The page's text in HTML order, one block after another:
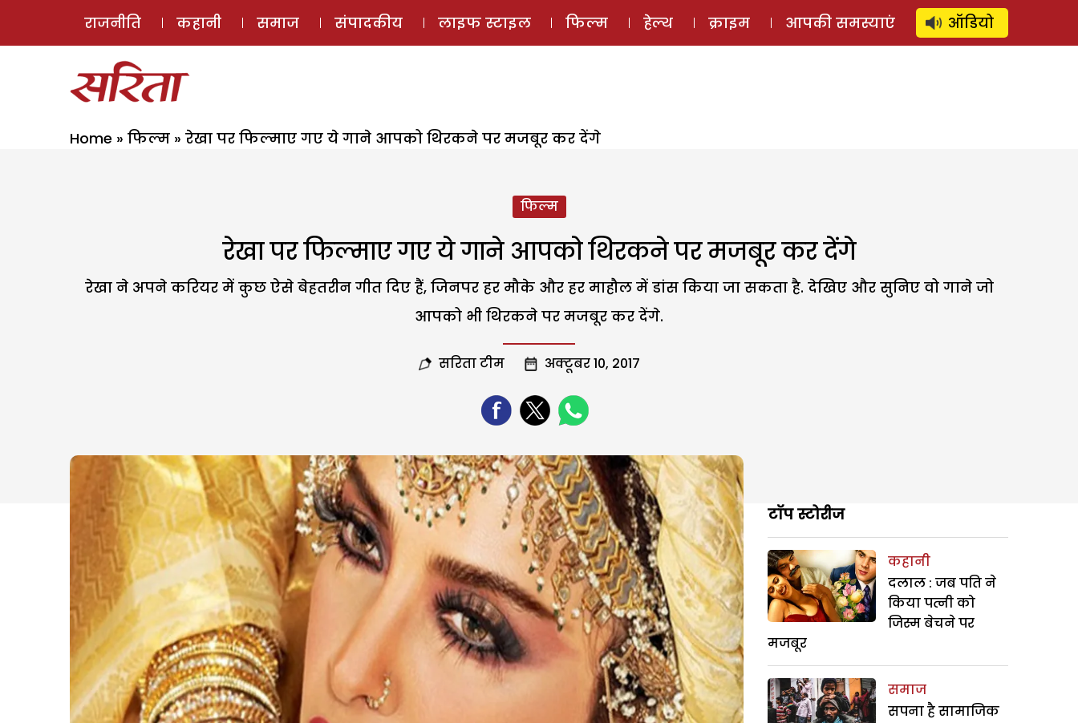
ई-मैगज़ीन ऑडियो स्टोरी लॉग इन ⚲ SUBSCRIBE
राजनीति कहानी समाज संपादकीय लाइफ स्टाइल फिल्म हेल्थ क्राइम आपकी समस्याएं ऑडियो
Home » फिल्म » रेखा पर फिल्माए गए ये गाने आपको थिरकने पर मजबूर कर देंगे
फिल्म
रेखा पर फिल्माए गए ये गाने आपको थिरकने पर मजबूर कर देंगे
रेखा ने अपने करियर में कुछ ऐसे बेहतरीन गीत दिए हैं, जिनपर हर मौके और हर माहौल में डांस किया जा सकता है. देखिए और सुनिए वो गाने जो
आपको भी थिरकने पर मजबूर कर देंगे.
सरिता टीम अक्टूबर 10, 2017
टॉप स्टोरीज
कहानी
दलाल : जब पति ने
किया पत्नी को
जिस्म बेचने पर
मजबूर
समाज
सपना है सामाजिक